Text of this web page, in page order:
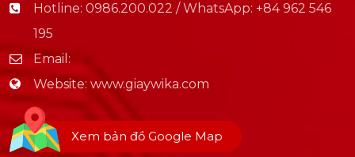
Hotline: 0986.200.022 / WhatsApp: +84 962 546
195
Email:
Website: www.giaywika.com
Xem bản đồ Google Map